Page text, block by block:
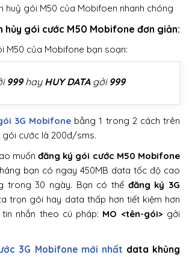
huỷ gói M50 của Mobifoen nhanh chóng
hủy gói cước M50 Mobifone đơn giản:
M50 của Mobifone bạn soạn:
999hay HUY DATAgởi 999
3G Mobifone bằng 1 trong 2 cách trên
gói cước là 200đ/sms.
muốn đăng ký gói cước M50 Mobifone
bạn có ngay 450MB data tốc độ cao
trong 30 ngày. Bạn có thể đăng ký 3G
trọn gói hay data thấp hơn tiết kiệm hơn
nhắn theo cú pháp: MO <tên-gói> gởi
3G Mobifone mới nhất data khủng